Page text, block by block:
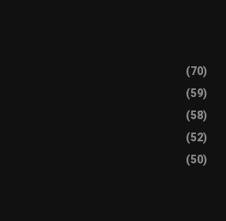
(70)
(59)
(58)
(52)
(50)